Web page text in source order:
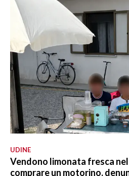
UDINE
Vendono limonata fresca
comprare un motorino,